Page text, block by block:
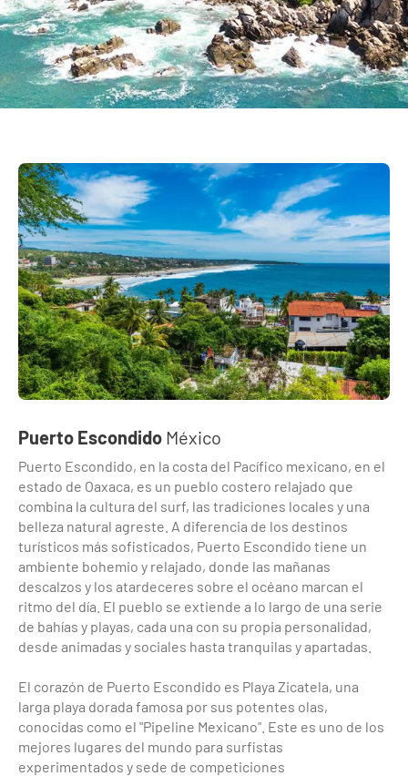
Puerto Escondido México
Puerto Escondido, en la costa del Pacífico mexicano, en el
estado de Oaxaca, es un pueblo costero relajado que
combina la cultura del surf, las tradiciones locales y una
belleza natural agreste. A diferencia de los destinos
turísticos más sofisticados, Puerto Escondido tiene un
ambiente bohemio y relajado, donde las mañanas
descalzos y los atardeceres sobre el océano marcan el
ritmo del día. El pueblo se extiende a lo largo de una serie
de bahías y playas, cada una con su propia personalidad,
desde animadas y sociales hasta tranquilas y apartadas.
El corazón de Puerto Escondido es Playa Zicatela, una
larga playa dorada famosa por sus potentes olas,
conocidas como el "Pipeline Mexicano". Este es uno de los
mejores lugares del mundo para surfistas
experimentados y sede de competiciones